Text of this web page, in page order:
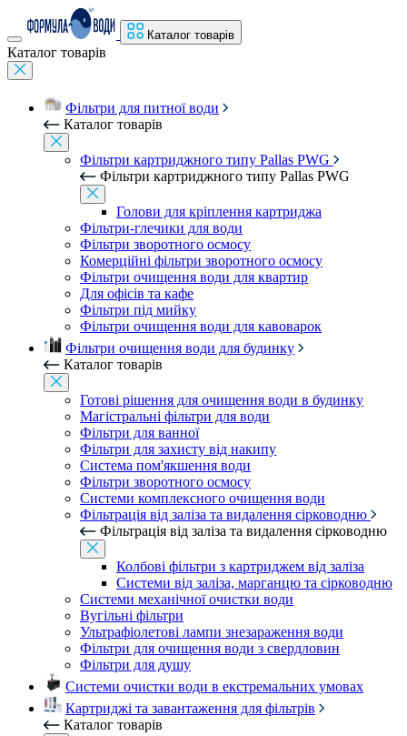
Каталог товарів
Каталог товарів
Фільтри для питної води
Каталог товарів
Фільтри картриджного типу Pallas PWG
Фільтри картриджного типу Pallas PWG
Голови для кріплення картриджа
Фільтри-глечики для води
Фільтри зворотного осмосу
Комерційні фільтри зворотного осмосу
Фільтри очищення води для квартир
Для офісів та кафе
Фільтри під мийку
Фільтри очищення води для кавоварок
Фільтри очищення води для будинку
Каталог товарів
Готові рішення для очищення води в будинку
Магістральні фільтри для води
Фільтри для ванної
Фільтри для захисту від накипу
Система пом'якшення води
Фільтри зворотного осмосу
Системи комплексного очищення води
Фільтрація від заліза та видалення сірководню
Фільтрація від заліза та видалення сірководню
Колбові фільтри з картриджем від заліза
Системи від заліза, марганцю та сірководню
Системи механічної очистки води
Вугільні фільтри
Ультрафіолетові лампи знезараження води
Фільтри для очищення води з свердловин
Фільтри для душу
Системи очистки води в екстремальних умовах
Картриджі та завантаження для фільтрів
Каталог товарів